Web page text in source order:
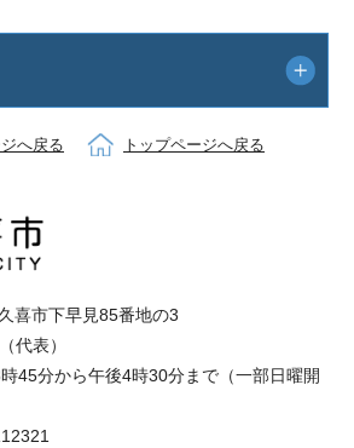
へ戻る トップページへ戻る
喜市下早見85番地の3
代表）
45分から午後4時30分まで（一部日曜開